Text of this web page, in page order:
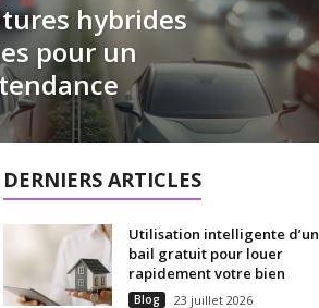
hybrides
pour un
DERNIERS ARTICLES
Utilisation intelligente d’un
bail gratuit pour louer
rapidement votre bien
Blog 23 juillet 2026